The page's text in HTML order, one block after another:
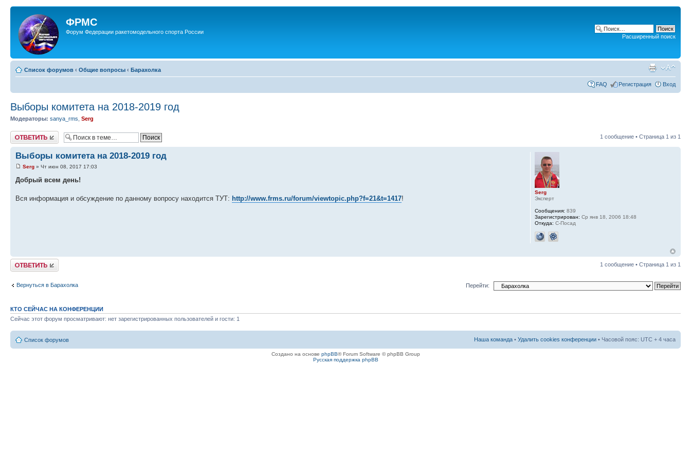
ФРМС
Форум Федерации ракетомодельного спорта России
Расширенный поиск
Список форумов ‹ Общие вопросы ‹ Барахолка
FAQ Регистрация Вход
Выборы комитета на 2018-2019 год
Модераторы: sanya_rms Serg
Ответить 1 сообщение • Страница 1 из 1
Выборы комитета на 2018-2019 год
Serg » Чт июн 08, 2017 17:03
Добрый всем день!
Вся информация и обсуждение по данному вопросу находится ТУТ: http://www.frms.ru/forum/viewtopic.php?f=21&t=1417!
Serg
Эксперт
Сообщения: 839
Зарегистрирован: Ср янв 18, 2006 18:48
Откуда: С-Посад
Ответить 1 сообщение • Страница 1 из 1
Вернуться в Барахолка Перейти:
КТО СЕЙЧАС НА КОНФЕРЕНЦИИ
Сейчас этот форум просматривают: нет зарегистрированных пользователей и гости: 1
Список форумов Наша команда • Удалить cookies конференции • Часовой пояс: UTC + 4 часа
Создано на основе phpBB® Forum Software © phpBB Group
Русская поддержка phpBB